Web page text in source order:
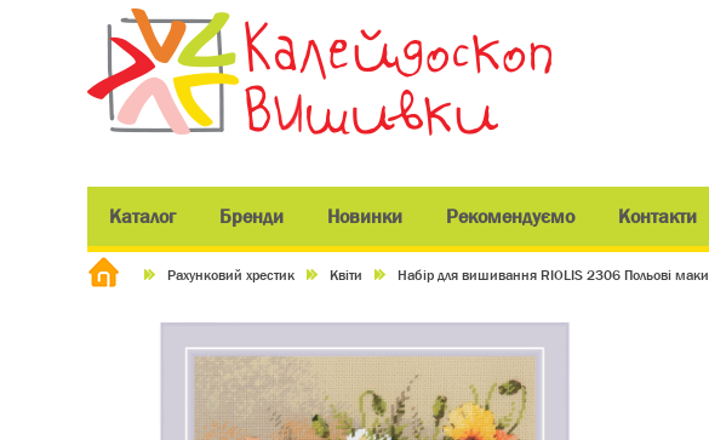
Каталог Бренди Новинки Рекомендуємо Контакти
Рахунковий хрестик Квіти Набір для вишивання RIOLIS 2306 Польові маки